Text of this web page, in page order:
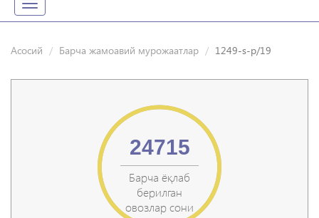
Toggle
navigation
Асосий Барча жамоавий мурожаатлар 1249-s-p/19
Барча ёқлаб
берилган
овозлар сони
24715